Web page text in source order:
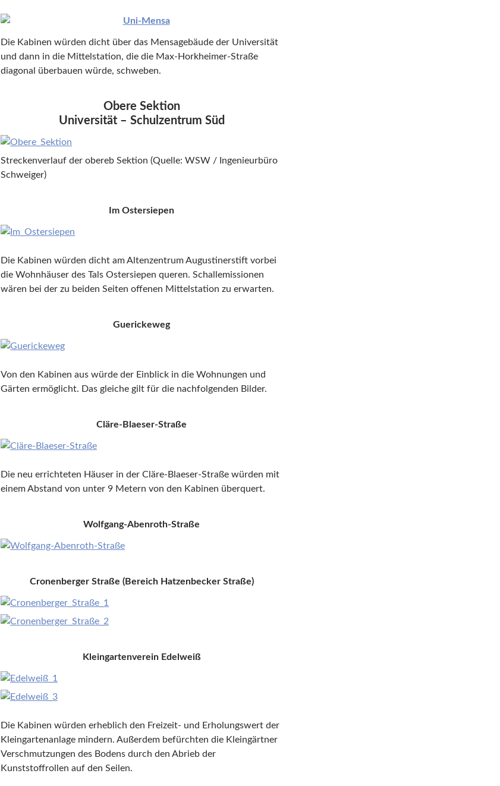
Die Kabinen würden dicht über das Mensagebäude der Universität
und dann in die Mittelstation, die die Max-Horkheimer-Straße
diagonal überbauen würde, schweben.
Obere Sektion
Universität – Schulzentrum Süd
Streckenverlauf der obereb Sektion (Quelle: WSW / Ingenieurbüro
Schweiger)
Im Ostersiepen
Die Kabinen würden dicht am Altenzentrum Augustinerstift vorbei
die Wohnhäuser des Tals Ostersiepen queren. Schallemissionen
wären bei der zu beiden Seiten offenen Mittelstation zu erwarten.
Guerickeweg
Von den Kabinen aus würde der Einblick in die Wohnungen und
Gärten ermöglicht. Das gleiche gilt für die nachfolgenden Bilder.
Cläre-Blaeser-Straße
Die neu errichteten Häuser in der Cläre-Blaeser-Straße würden mit
einem Abstand von unter 9 Metern von den Kabinen überquert.
Wolfgang-Abenroth-Straße
Cronenberger Straße (Bereich Hatzenbecker Straße)
Kleingartenverein Edelweiß
Die Kabinen würden erheblich den Freizeit- und Erholungswert der
Kleingartenanlage mindern. Außerdem befürchten die Kleingärtner
Verschmutzungen des Bodens durch den Abrieb der
Kunststoffrollen auf den Seilen.